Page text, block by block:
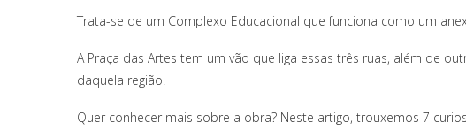
Trata-se de um Complexo Educacional que funciona como um
A Praça das Artes tem um vão que liga essas três ruas, além de
daquela região.
Quer conhecer mais sobre a obra? Neste artigo, trouxemos 7